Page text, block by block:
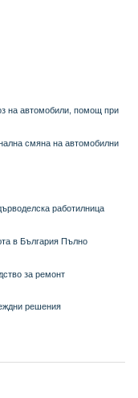
на автомобили, помощ при
смяна на автомобилни
работилница
в България Пълно
за ремонт
решения